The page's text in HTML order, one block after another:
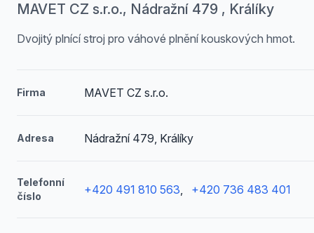
MAVET CZ s.r.o., Nádražní 479 , Králíky
Dvojitý plnící stroj pro váhové plnění kouskových hmot.
Firma MAVET CZ s.r.o.
Adresa Nádražní 479, Králíky
Telefonní
číslo
+420 491 810 563, +420 736 483 401